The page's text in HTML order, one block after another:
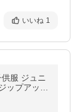
いいね 1
服 ジュニ
ップアップ
プボタン